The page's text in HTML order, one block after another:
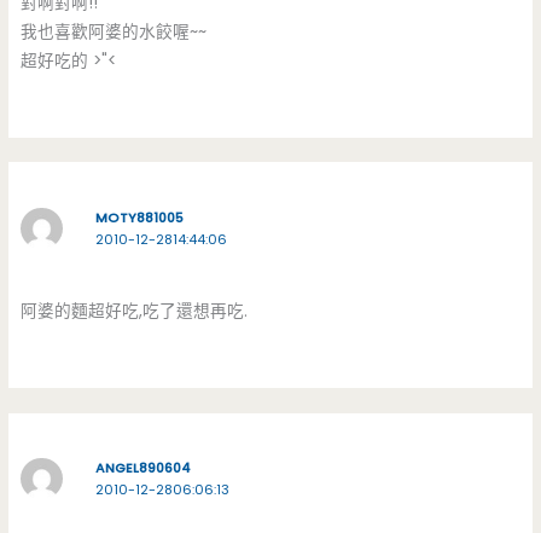
我也喜歡阿婆的水餃喔~~
超好吃的 >"<
MOTY881005
2010-12-2814:44:06
阿婆的麵超好吃,吃了還想再吃.
ANGEL890604
2010-12-2806:06:13